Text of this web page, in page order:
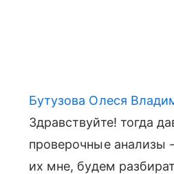
Бутузова Олеся
Здравствуйте! тогда
проверочные анализы
их мне, будем